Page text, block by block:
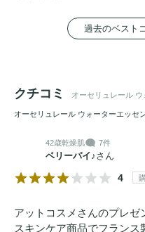
とした生体模倣水。肌へ
リンゴ種子エキス(保湿)、
で、肌の水分交換をサポー
過去のベスト
クチコミ オーセリュレール
オーセリュレール ウォーターエッセ
42歳乾燥肌 7件
ベリーパイ♪さん
4
アットコスメさんのプレゼ
スキンケア商品でフラン